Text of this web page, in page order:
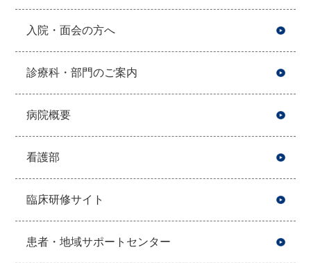
入院・面会の方へ
診療科・部門のご案内
病院概要
看護部
臨床研修サイト
患者・地域サポートセンター